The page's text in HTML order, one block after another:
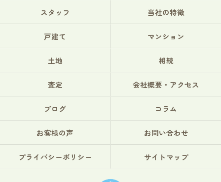
スタッフ 当社の特徴
戸建て マンション
土地 相続
査定 会社概要・アクセス
ブログ コラム
お客様の声 お問い合わせ
プライバシーポリシー サイトマップ